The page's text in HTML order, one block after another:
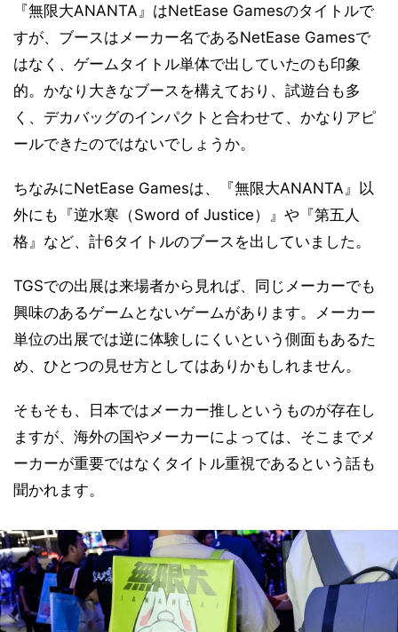
『無限大ANANTA』はNetEase Gamesのタイトルで
すが、ブースはメーカー名であるNetEase Gamesで
はなく、ゲームタイトル単体で出していたのも印象
的。かなり大きなブースを構えており、試遊台も多
く、デカバッグのインパクトと合わせて、かなりアピ
ールできたのではないでしょうか。
ちなみにNetEase Gamesは、『無限大ANANTA』以
外にも『逆水寒（Sword of Justice）』や『第五人
格』など、計6タイトルのブースを出していました。
TGSでの出展は来場者から見れば、同じメーカーでも
興味のあるゲームとないゲームがあります。メーカー
単位の出展では逆に体験しにくいという側面もあるた
め、ひとつの見せ方としてはありかもしれません。
そもそも、日本ではメーカー推しというものが存在し
ますが、海外の国やメーカーによっては、そこまでメ
ーカーが重要ではなくタイトル重視であるという話も
聞かれます。